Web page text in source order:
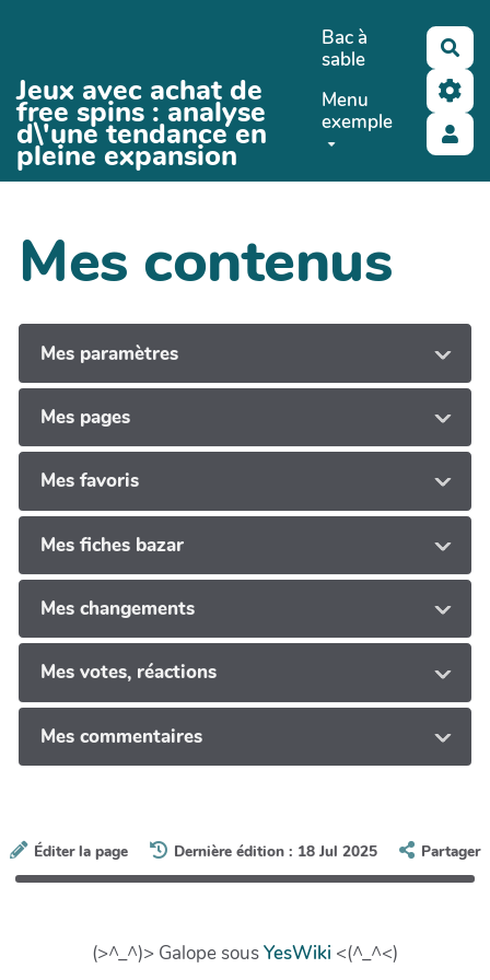
Jeux avec achat de
free spins : analyse
d\'une tendance en
pleine expansion
Bac à
sable
Menu
exemple
Mes contenus
Mes paramètres
Mes pages
Mes favoris
Mes fiches bazar
Mes changements
Mes votes, réactions
Mes commentaires
Éditer la page Dernière édition : 18 Jul 2025 Partager
(>^_^)> Galope sousYesWiki <(^_^<)